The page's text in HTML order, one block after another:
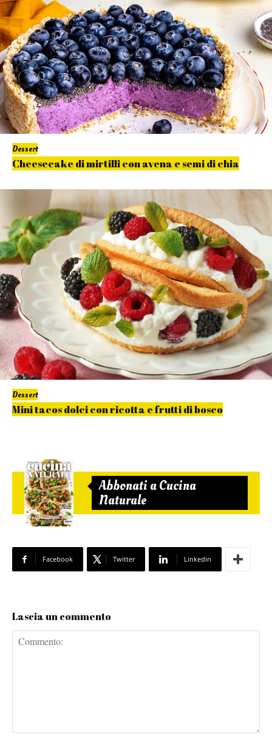
Dessert
Cheesecake di mirtilli con avena e semi di chia
Dessert
Mini tacos dolci con ricotta e frutti di bosco
Abbonati a Cucina
Naturale
Facebook Twitter Linkedin
Lascia un commento